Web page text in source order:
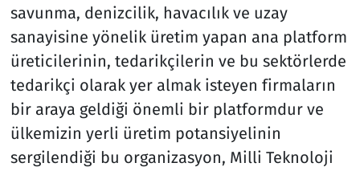
savunma, denizcilik, havacılık ve uzay
sanayisine yönelik üretim yapan ana platform
üreticilerinin, tedarikçilerin ve bu sektörlerde
tedarikçi olarak yer almak isteyen firmaların
bir araya geldiği önemli bir platformdur ve
ülkemizin yerli üretim potansiyelinin
sergilendiği bu organizasyon, Milli Teknoloji